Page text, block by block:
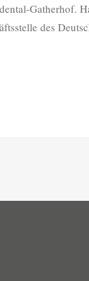
Gatherhof.
des